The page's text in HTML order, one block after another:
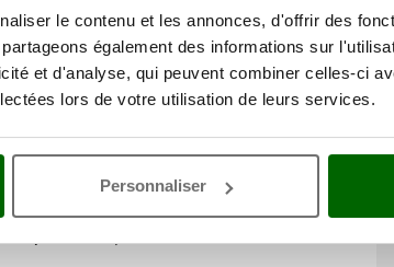
le contenu et les annonces, d'offrir des
également des informations sur
et d'analyse, qui peuvent combiner celles-ci
lors de votre utilisation de leurs services.
Personnaliser
des roues arrière
410 mm
timon réglable
démontable(s)
Oui
de série et gratuits
moteur offert
2
Oui
Oui
et logistique